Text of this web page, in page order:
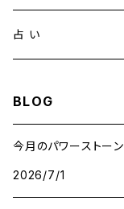
精神安定・安らぎ
成功・パワー
アイオライト
アベンチュリン
占 い
BLOG
今月のパワーストーン
2026/7/1